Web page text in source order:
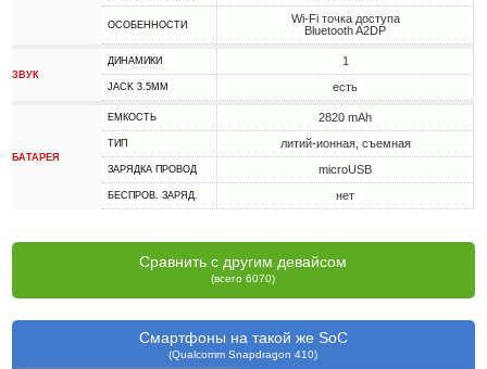
ОСОБЕННОСТИ
Wi-Fi точка доступа
Bluetooth A2DP
ЗВУК
ДИНАМИКИ 1
JACK 3.5MM есть
БАТАРЕЯ
ЕМКОСТЬ 2820 mAh
ТИП литий-ионная, съемная
ЗАРЯДКА ПРОВОД microUSB
БЕСПРОВ. ЗАРЯД. нет
Сравнить с другим девайсом
(всего 6070)
Смартфоны на такой же SoC
(Qualcomm Snapdragon 410)